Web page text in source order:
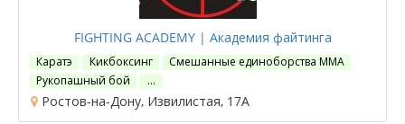
FIGHTING ACADEMY | Академия файтинга
Каратэ Кикбоксинг
Смешанные единоборства ММА
Рукопашный бой
…
Ростов-на-Дону, Извилистая, 17А